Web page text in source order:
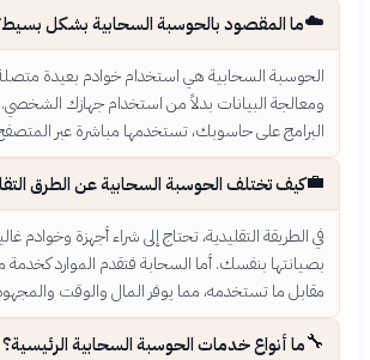
☁️ما المقصود بالحوسبة السحابية بشكل
الحوسبة السحابية هي استخدام خوادم بعيدة متصلة
ومعالجة البيانات بدلاً من استخدام جهازك
البرامج على حاسوبك، تستخدمها مباشرة عبر
💼كيف تختلف الحوسبة السحابية عن الطرق
في الطريقة التقليدية، تحتاج إلى شراء أجهزة وخوادم
بصيانتها بنفسك. أما السحابة فتقدم الموارد
مقابل ما تستخدمه، مما يوفر المال والوقت
🔧ما أنواع خدمات الحوسبة السحابية الرئيسية؟